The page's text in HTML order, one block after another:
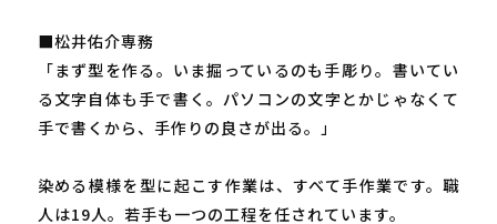
■松井佑介専務
「まず型を作る。いま掘っているのも手彫り。書いてい
る文字自体も手で書く。パソコンの文字とかじゃなくて
手で書くから、手作りの良さが出る。」
染める模様を型に起こす作業は、すべて手作業です。職
人は19人。若手も一つの工程を任されています。